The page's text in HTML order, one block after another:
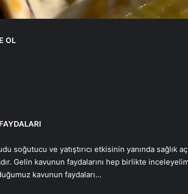
OL
soğutucu ve yatıştırıcı etkisinin yanında sağlık
Gelin kavunun faydalarını hep birlikte
kavunun faydaları…